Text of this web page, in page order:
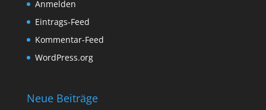
Anmelden
Eintrags-Feed
Kommentar-Feed
WordPress.org
Neue Beiträge